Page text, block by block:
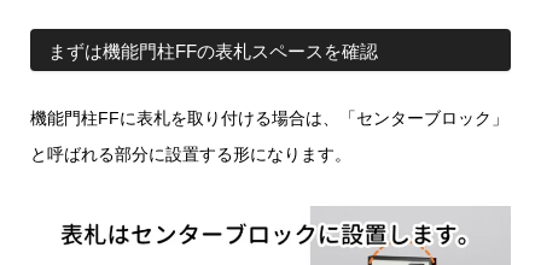
まずは機能門柱FFの表札スペースを確認
機能門柱FFに表札を取り付ける場合は、「センターブロック」
と呼ばれる部分に設置する形になります。